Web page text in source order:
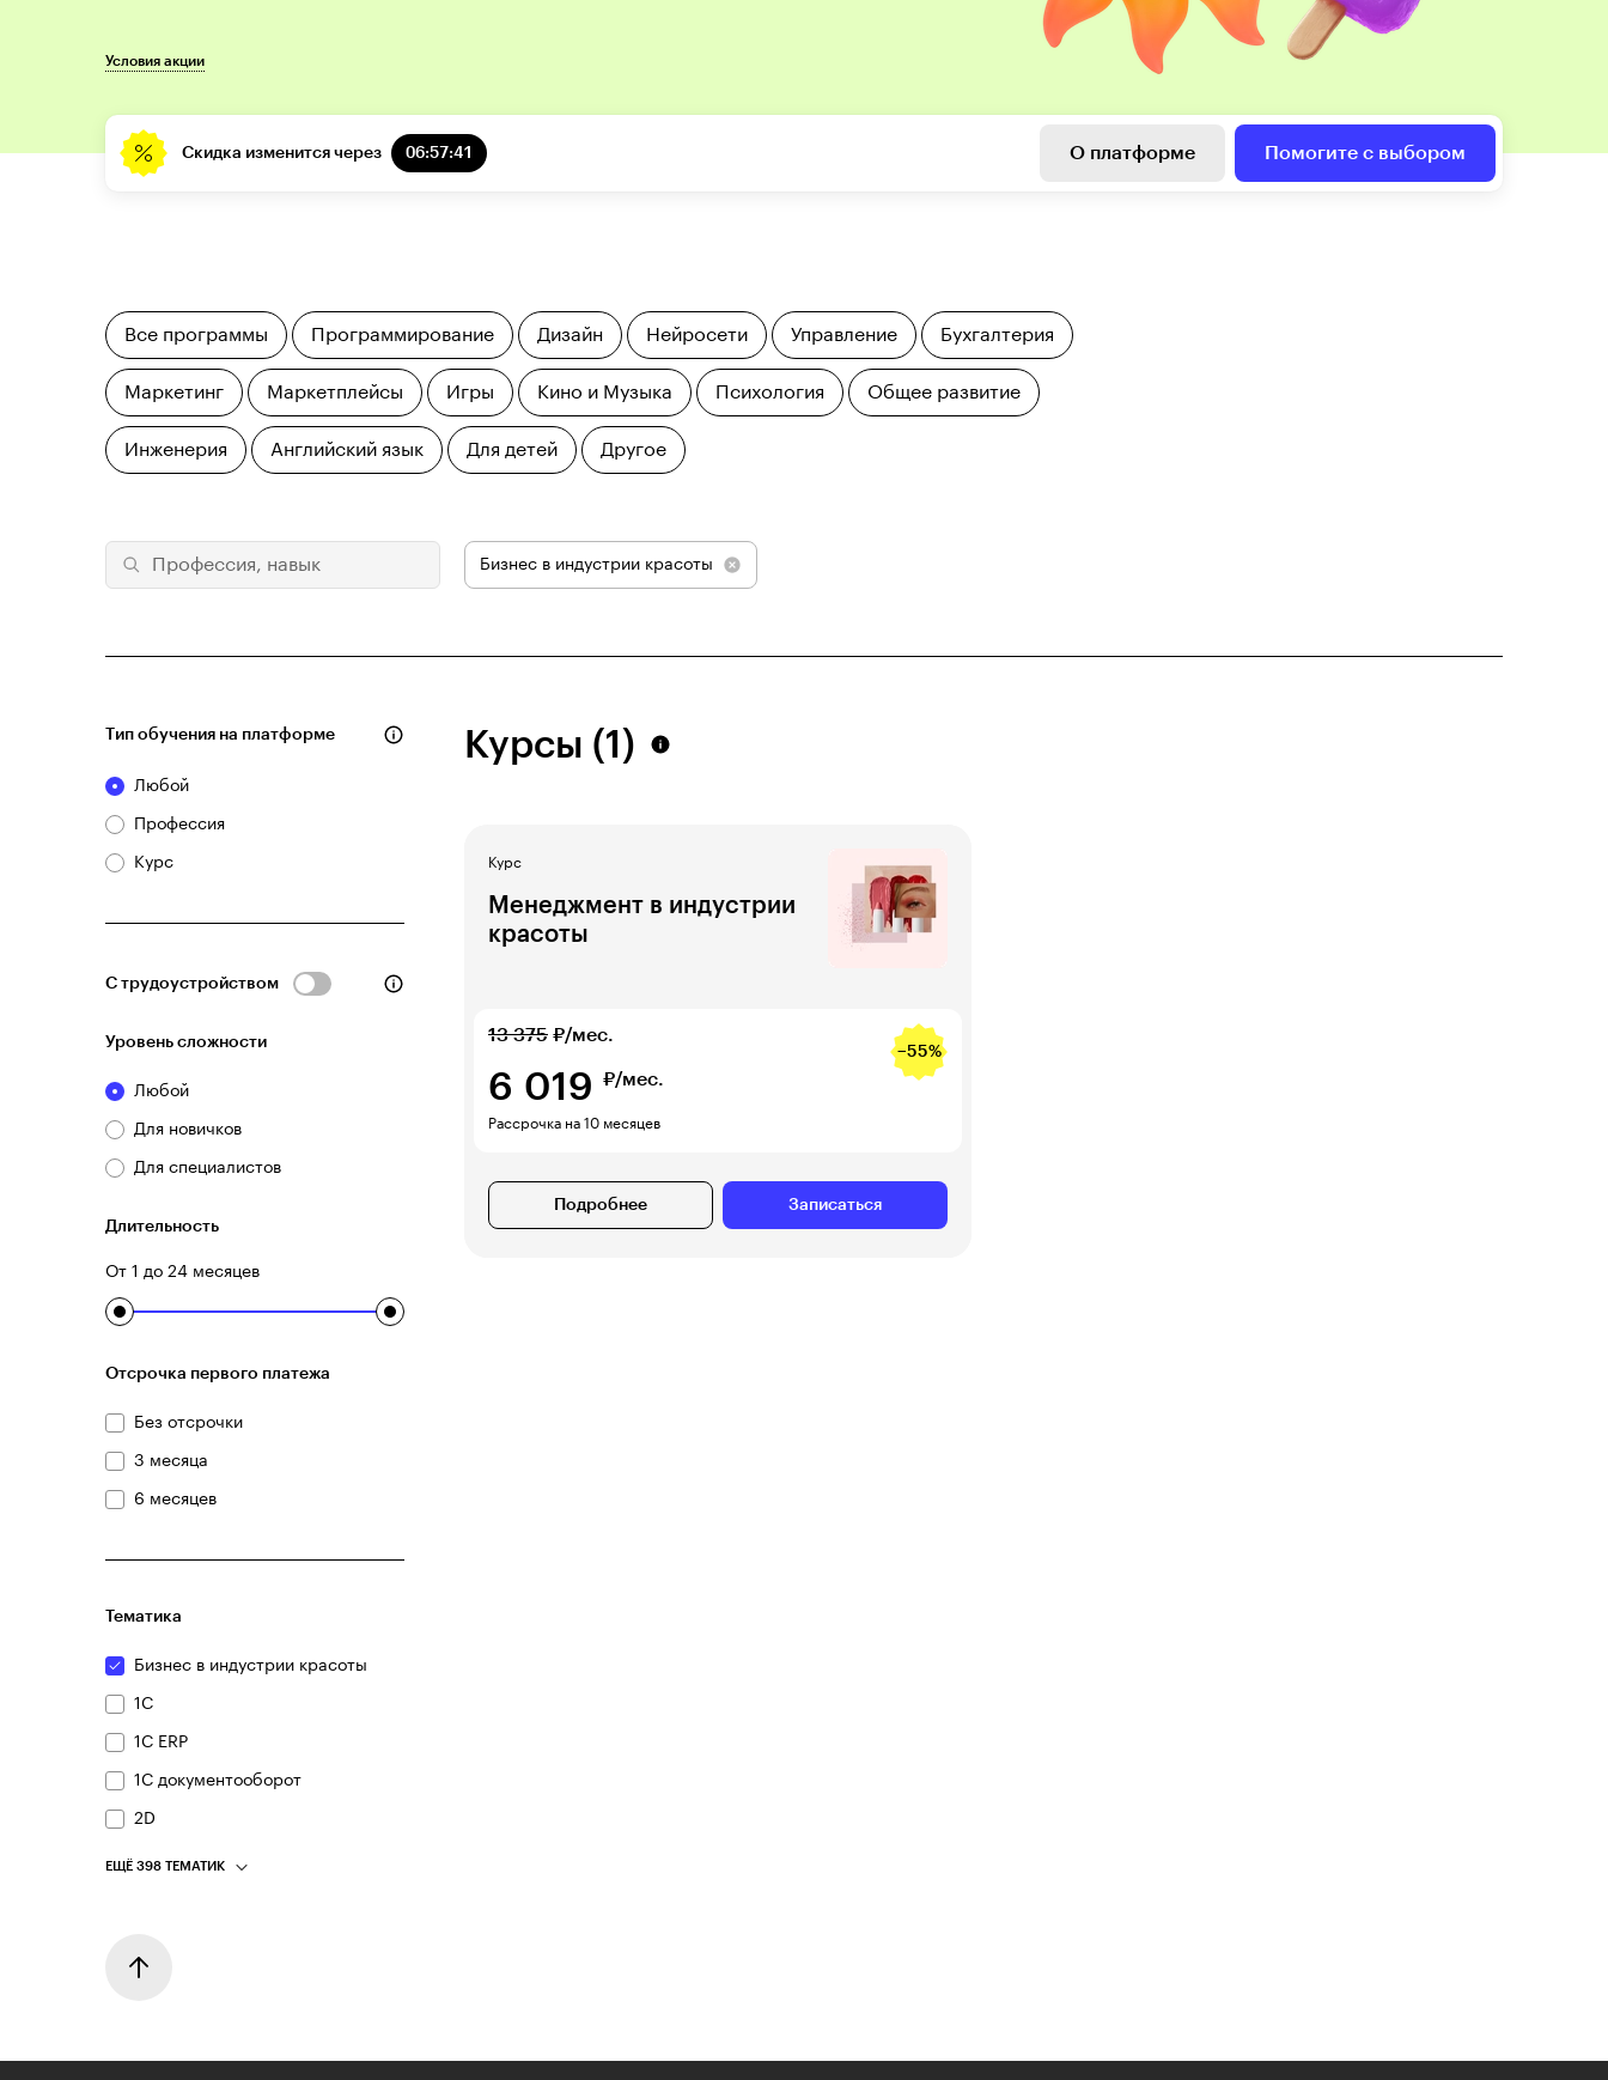
Скидка изменится через 06:57:40 О платформе Помогите с выбором
Условия акции
Все программы Программирование Дизайн Нейросети Управление Бухгалтерия
Маркетинг Маркетплейсы Игры Кино и Музыка Психология Общее развитие
Инженерия Английский язык Для детей Другое
Бизнес в индустрии красоты
Тип обучения на платформе
Любой
Профессия
Курс
С трудоустройством
Уровень сложности
Любой
Для новичков
Для специалистов
Длительность
От 1 до 24 месяцев
Отсрочка первого платежа
Без отсрочки
3 месяца
6 месяцев
Тематика
Бизнес в индустрии красоты
1С
1С ERP
1С документооборот
2D
ЕЩЁ 398 ТЕМАТИК
Курсы (1)
Курс
Менеджмент в индустрии
красоты
13 375 ₽/мес.
−55%
6 019 ₽/мес.
Рассрочка на 10 месяцев
Подробнее Записаться